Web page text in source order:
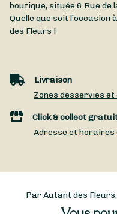
boutique, située6 Rue de
Quelle que soit
des Fleurs !
Livraison
Zones desservies
Click & collect
Adresse et
Par Autant des